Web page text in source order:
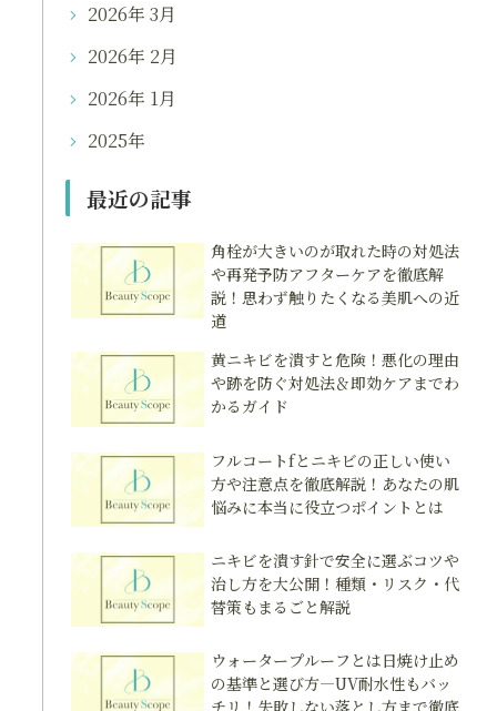
2026年 3月
2026年 2月
2026年 1月
2025年
最近の記事
角栓が大きいのが取れた時の対処法
や再発予防アフターケアを徹底解
説！思わず触りたくなる美肌への近
道
黄ニキビを潰すと危険！悪化の理由
や跡を防ぐ対処法＆即効ケアまでわ
かるガイド
フルコートfとニキビの正しい使い
方や注意点を徹底解説！あなたの肌
悩みに本当に役立つポイントとは
ニキビを潰す針で安全に選ぶコツや
治し方を大公開！種類・リスク・代
替策もまるごと解説
ウォータープルーフとは日焼け止め
の基準と選び方―UV耐水性もバッ
チリ！失敗しない落とし方まで徹底